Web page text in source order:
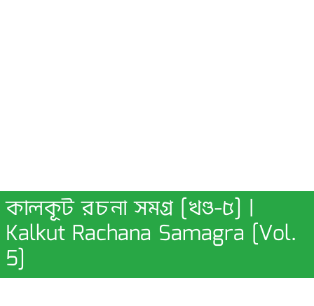
কালকূট রচনা সমগ্র [খণ্ড-৫] |
Kalkut Rachana Samagra [Vol.
5]